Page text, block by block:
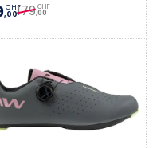
,00
CHF179,00
CHF